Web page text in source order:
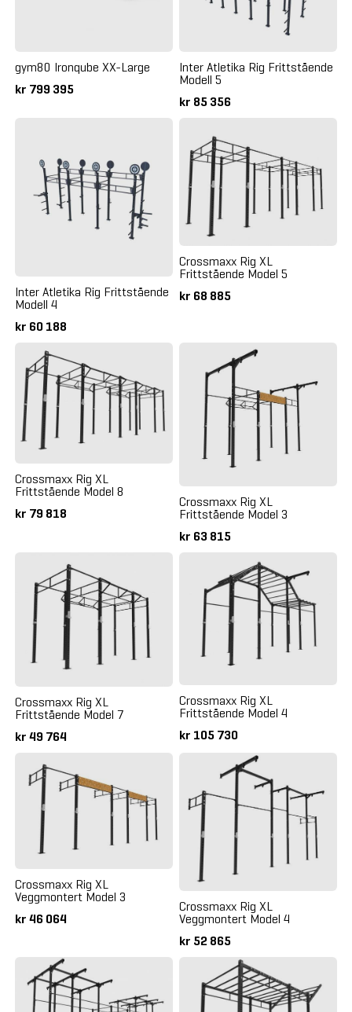
gym80 Ironqube XX-Large
kr 799 395
Inter Atletika Rig Frittstående
Modell 5
kr 85 356
Inter Atletika Rig Frittstående
Modell 4
kr 60 188
Crossmaxx Rig XL
Frittstående Model 5
kr 68 885
Crossmaxx Rig XL
Frittstående Model 8
kr 79 818
Crossmaxx Rig XL
Frittstående Model 3
kr 63 815
Crossmaxx Rig XL
Frittstående Model 7
kr 49 764
Crossmaxx Rig XL
Frittstående Model 4
kr 105 730
Crossmaxx Rig XL
Veggmontert Model 3
kr 46 064
Crossmaxx Rig XL
Veggmontert Model 4
kr 52 865